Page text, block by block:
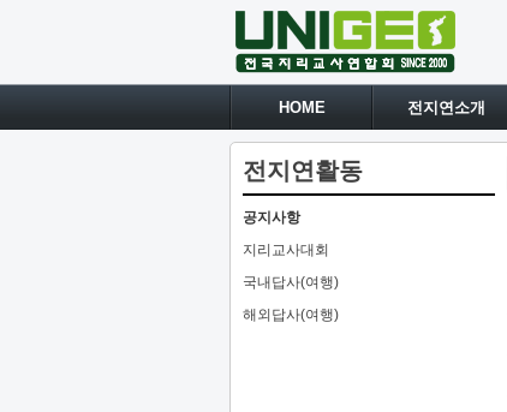
HOME 전지연소개
전지연활동
공지사항
지리교사대회
국내답사(여행)
해외답사(여행)